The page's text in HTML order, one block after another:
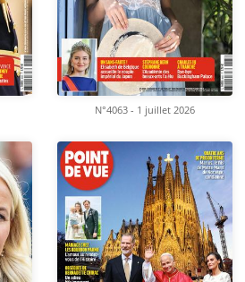
N°4063 - 1 juillet 2026